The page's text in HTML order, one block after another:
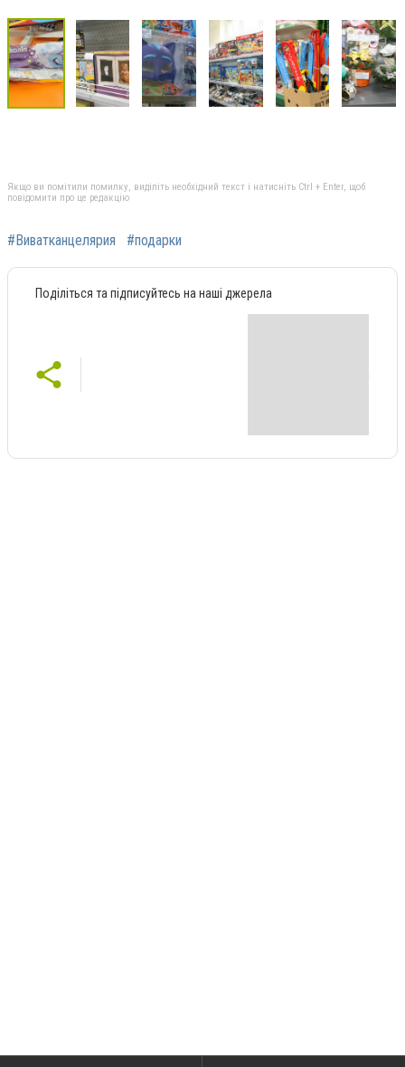
Якщо ви помітили помилку, виділіть необхідний текст і натисніть Ctrl + Enter, щоб
повідомити про це редакцію
#Виватканцелярия #подарки
Поділіться та підписуйтесь на наші джерела